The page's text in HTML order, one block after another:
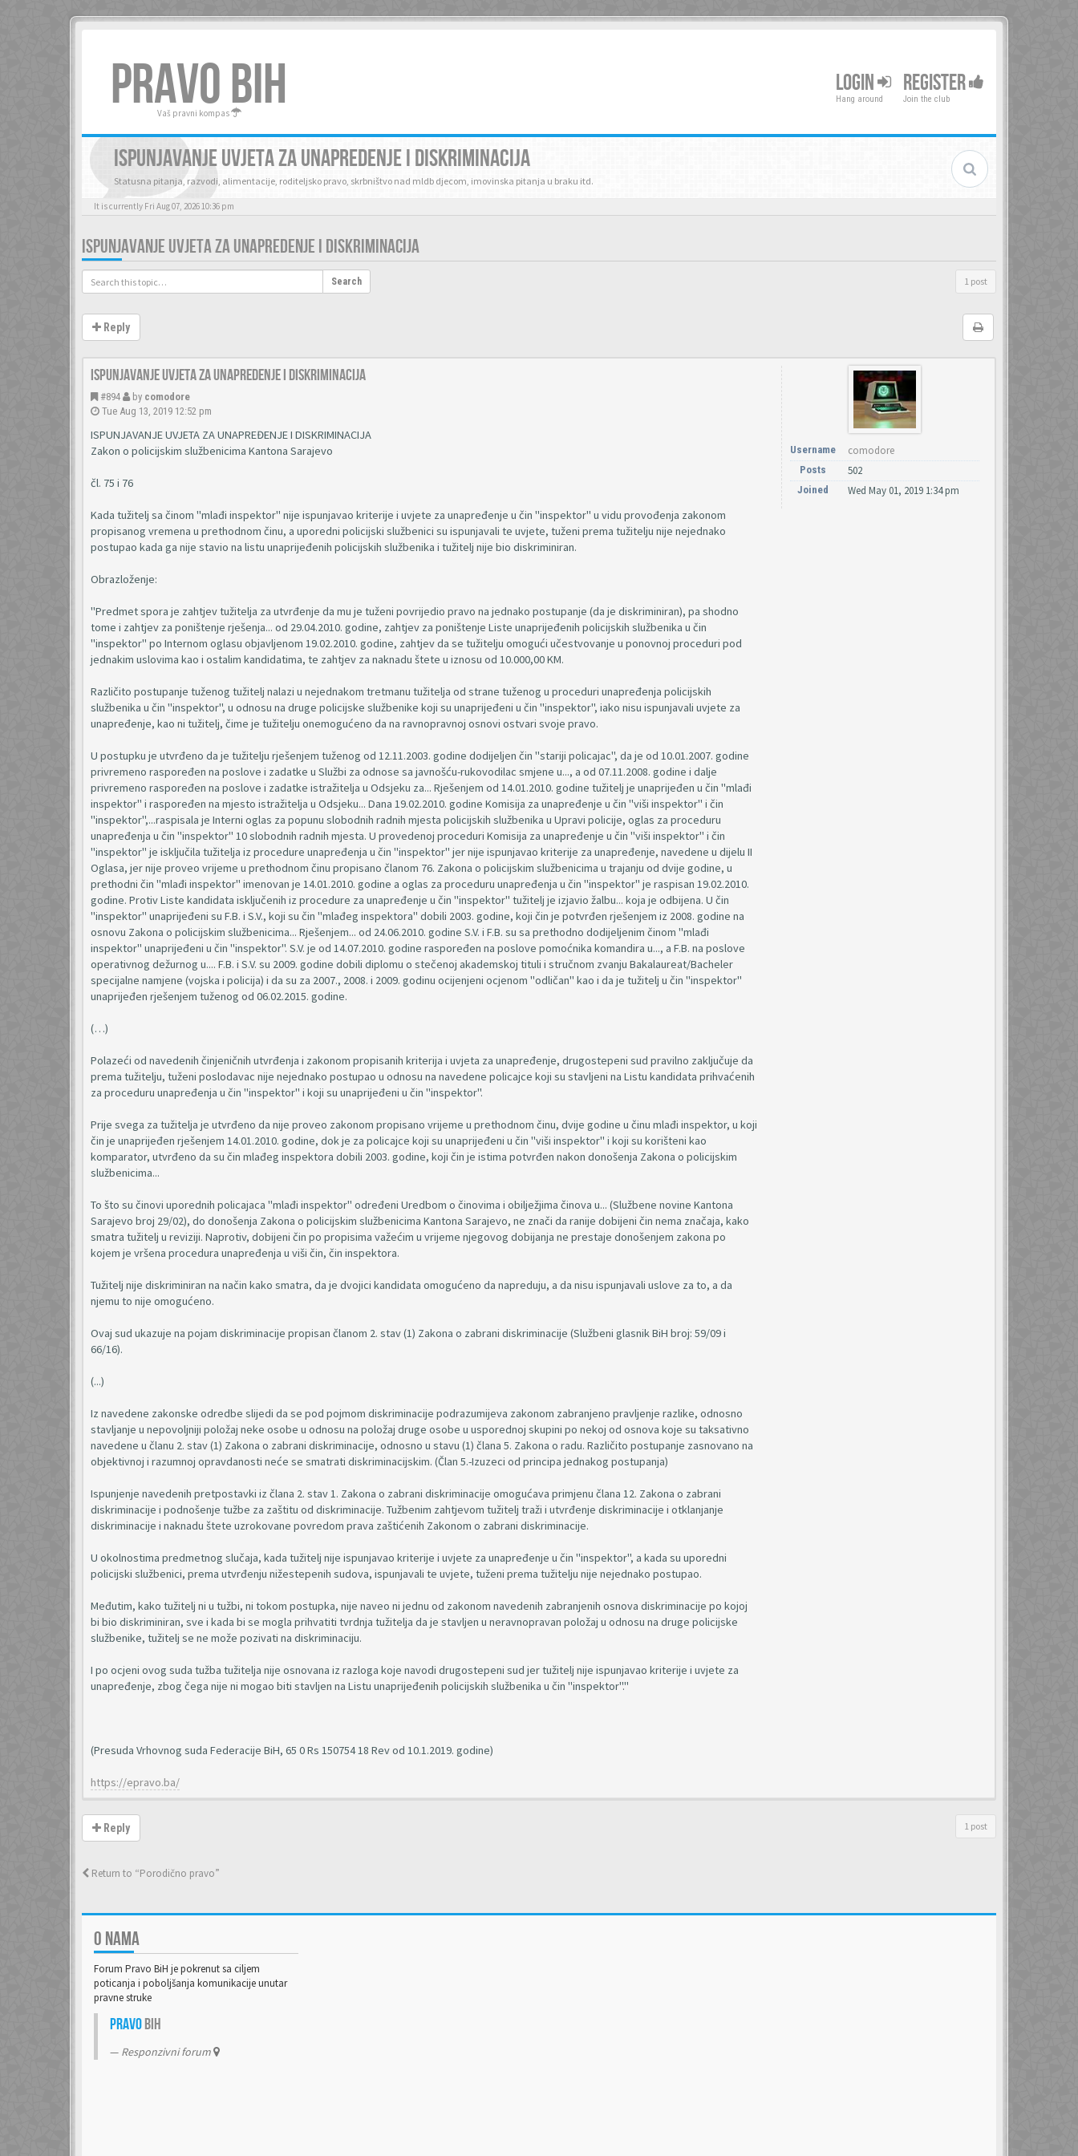
PRAVO BIH
Vaš pravni kompas
LOGIN
Hang around
REGISTER
Join the club
ISPUNJAVANJE UVJETA ZA UNAPREDENJE I DISKRIMINACIJA
Statusna pitanja, razvodi, alimentacije, roditeljsko pravo, skrbništvo nad mldb djecom, imovinska pitanja u braku itd.
It is currently Fri Aug 07, 2026 10:36 pm
ISPUNJAVANJE UVJETA ZA UNAPREDENJE I DISKRIMINACIJA
Search 1 post
Reply
Ispunjavanje uvjeta za unapredenje i diskriminacija
#894 by comodore
Tue Aug 13, 2019 12:52 pm
ISPUNJAVANJE UVJETA ZA UNAPREĐENJE I DISKRIMINACIJA
Zakon o policijskim službenicima Kantona Sarajevo
čl. 75 i 76
Kada tužitelj sa činom "mlađi inspektor" nije ispunjavao kriterije i uvjete za unapređenje u čin "inspektor" u vidu provođenja zakonom
propisanog vremena u prethodnom činu, a uporedni policijski službenici su ispunjavali te uvjete, tuženi prema tužitelju nije nejednako
postupao kada ga nije stavio na listu unaprijeđenih policijskih službenika i tužitelj nije bio diskriminiran.
Obrazloženje:
"Predmet spora je zahtjev tužitelja za utvrđenje da mu je tuženi povrijedio pravo na jednako postupanje (da je diskriminiran), pa shodno
tome i zahtjev za poništenje rješenja... od 29.04.2010. godine, zahtjev za poništenje Liste unaprijeđenih policijskih službenika u čin
"inspektor" po Internom oglasu objavljenom 19.02.2010. godine, zahtjev da se tužitelju omogući učestvovanje u ponovnoj proceduri pod
jednakim uslovima kao i ostalim kandidatima, te zahtjev za naknadu štete u iznosu od 10.000,00 KM.
Različito postupanje tuženog tužitelj nalazi u nejednakom tretmanu tužitelja od strane tuženog u proceduri unapređenja policijskih
službenika u čin "inspektor", u odnosu na druge policijske službenike koji su unaprijeđeni u čin "inspektor", iako nisu ispunjavali uvjete za
unapređenje, kao ni tužitelj, čime je tužitelju onemogućeno da na ravnopravnoj osnovi ostvari svoje pravo.
U postupku je utvrđeno da je tužitelju rješenjem tuženog od 12.11.2003. godine dodijeljen čin "stariji policajac", da je od 10.01.2007. godine
privremeno raspoređen na poslove i zadatke u Službi za odnose sa javnošću-rukovodilac smjene u..., a od 07.11.2008. godine i dalje
privremeno raspoređen na poslove i zadatke istražitelja u Odsjeku za... Rješenjem od 14.01.2010. godine tužitelj je unaprijeđen u čin "mlađi
inspektor" i raspoređen na mjesto istražitelja u Odsjeku... Dana 19.02.2010. godine Komisija za unapređenje u čin "viši inspektor" i čin
"inspektor",...raspisala je Interni oglas za popunu slobodnih radnih mjesta policijskih službenika u Upravi policije, oglas za proceduru
unapređenja u čin "inspektor" 10 slobodnih radnih mjesta. U provedenoj proceduri Komisija za unapređenje u čin "viši inspektor" i čin
"inspektor" je isključila tužitelja iz procedure unapređenja u čin "inspektor" jer nije ispunjavao kriterije za unapređenje, navedene u dijelu II
Oglasa, jer nije proveo vrijeme u prethodnom činu propisano članom 76. Zakona o policijskim službenicima u trajanju od dvije godine, u
prethodni čin "mlađi inspektor" imenovan je 14.01.2010. godine a oglas za proceduru unapređenja u čin "inspektor" je raspisan 19.02.2010.
godine. Protiv Liste kandidata isključenih iz procedure za unapređenje u čin "inspektor" tužitelj je izjavio žalbu... koja je odbijena. U čin
"inspektor" unaprijeđeni su F.B. i S.V., koji su čin "mlađeg inspektora" dobili 2003. godine, koji čin je potvrđen rješenjem iz 2008. godine na
osnovu Zakona o policijskim službenicima... Rješenjem... od 24.06.2010. godine S.V. i F.B. su sa prethodno dodijeljenim činom "mlađi
inspektor" unaprijeđeni u čin "inspektor". S.V. je od 14.07.2010. godine raspoređen na poslove pomoćnika komandira u..., a F.B. na poslove
operativnog dežurnog u.... F.B. i S.V. su 2009. godine dobili diplomu o stečenoj akademskoj tituli i stručnom zvanju Bakalaureat/Bacheler
specijalne namjene (vojska i policija) i da su za 2007., 2008. i 2009. godinu ocijenjeni ocjenom "odličan" kao i da je tužitelj u čin "inspektor"
unaprijeđen rješenjem tuženog od 06.02.2015. godine.
(…)
Polazeći od navedenih činjeničnih utvrđenja i zakonom propisanih kriterija i uvjeta za unapređenje, drugostepeni sud pravilno zaključuje da
prema tužitelju, tuženi poslodavac nije nejednako postupao u odnosu na navedene policajce koji su stavljeni na Listu kandidata prihvaćenih
za proceduru unapređenja u čin "inspektor" i koji su unaprijeđeni u čin "inspektor".
Prije svega za tužitelja je utvrđeno da nije proveo zakonom propisano vrijeme u prethodnom činu, dvije godine u činu mlađi inspektor, u koji
čin je unaprijeđen rješenjem 14.01.2010. godine, dok je za policajce koji su unaprijeđeni u čin "viši inspektor" i koji su korišteni kao
komparator, utvrđeno da su čin mlađeg inspektora dobili 2003. godine, koji čin je istima potvrđen nakon donošenja Zakona o policijskim
službenicima...
To što su činovi uporednih policajaca "mlađi inspektor" određeni Uredbom o činovima i obilježjima činova u... (Službene novine Kantona
Sarajevo broj 29/02), do donošenja Zakona o policijskim službenicima Kantona Sarajevo, ne znači da ranije dobijeni čin nema značaja, kako
smatra tužitelj u reviziji. Naprotiv, dobijeni čin po propisima važećim u vrijeme njegovog dobijanja ne prestaje donošenjem zakona po
kojem je vršena procedura unapređenja u viši čin, čin inspektora.
Tužitelj nije diskriminiran na način kako smatra, da je dvojici kandidata omogućeno da napreduju, a da nisu ispunjavali uslove za to, a da
njemu to nije omogućeno.
Ovaj sud ukazuje na pojam diskriminacije propisan članom 2. stav (1) Zakona o zabrani diskriminacije (Službeni glasnik BiH broj: 59/09 i
66/16).
(...)
Iz navedene zakonske odredbe slijedi da se pod pojmom diskriminacije podrazumijeva zakonom zabranjeno pravljenje razlike, odnosno
stavljanje u nepovoljniji položaj neke osobe u odnosu na položaj druge osobe u usporednoj skupini po nekoj od osnova koje su taksativno
navedene u članu 2. stav (1) Zakona o zabrani diskriminacije, odnosno u stavu (1) člana 5. Zakona o radu. Različito postupanje zasnovano na
objektivnoj i razumnoj opravdanosti neće se smatrati diskriminacijskim. (Član 5.-Izuzeci od principa jednakog postupanja)
Ispunjenje navedenih pretpostavki iz člana 2. stav 1. Zakona o zabrani diskriminacije omogućava primjenu člana 12. Zakona o zabrani
diskriminacije i podnošenje tužbe za zaštitu od diskriminacije. Tužbenim zahtjevom tužitelj traži i utvrđenje diskriminacije i otklanjanje
diskriminacije i naknadu štete uzrokovane povredom prava zaštićenih Zakonom o zabrani diskriminacije.
U okolnostima predmetnog slučaja, kada tužitelj nije ispunjavao kriterije i uvjete za unapređenje u čin "inspektor", a kada su uporedni
policijski službenici, prema utvrđenju nižestepenih sudova, ispunjavali te uvjete, tuženi prema tužitelju nije nejednako postupao.
Međutim, kako tužitelj ni u tužbi, ni tokom postupka, nije naveo ni jednu od zakonom navedenih zabranjenih osnova diskriminacije po kojoj
bi bio diskriminiran, sve i kada bi se mogla prihvatiti tvrdnja tužitelja da je stavljen u neravnopravan položaj u odnosu na druge policijske
službenike, tužitelj se ne može pozivati na diskriminaciju.
I po ocjeni ovog suda tužba tužitelja nije osnovana iz razloga koje navodi drugostepeni sud jer tužitelj nije ispunjavao kriterije i uvjete za
unapređenje, zbog čega nije ni mogao biti stavljen na Listu unaprijeđenih policijskih službenika u čin "inspektor"."
(Presuda Vrhovnog suda Federacije BiH, 65 0 Rs 150754 18 Rev od 10.1.2019. godine)
https://epravo.ba/
Username comodore
Posts 502
Joined Wed May 01, 2019 1:34 pm
Reply 1 post
Return to “Porodično pravo”
O NAMA
Forum Pravo BiH je pokrenut sa ciljem
poticanja i poboljšanja komunikacije unutar
pravne struke
PravoBiH
Responzivni forum